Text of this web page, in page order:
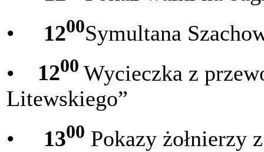
• 1200Symultana
• 1200 Wycieczka z
Litewskiego”
• 1300 Pokazy żołnierzy